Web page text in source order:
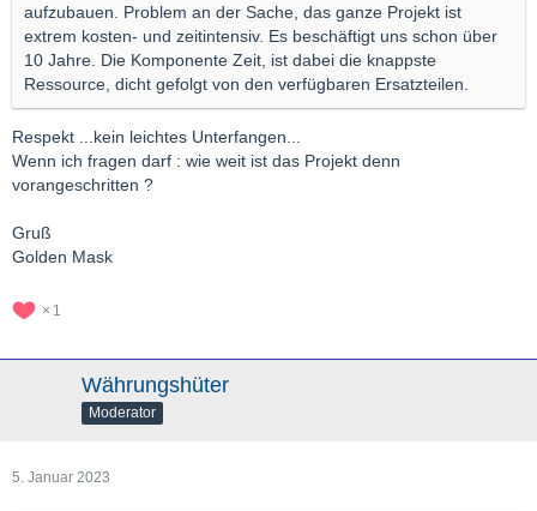
aufzubauen. Problem an der Sache, das ganze Projekt ist
extrem kosten- und zeitintensiv. Es beschäftigt uns schon über
10 Jahre. Die Komponente Zeit, ist dabei die knappste
Ressource, dicht gefolgt von den verfügbaren Ersatzteilen.
Respekt ...kein leichtes Unterfangen...
Wenn ich fragen darf : wie weit ist das Projekt denn
vorangeschritten ?
Gruß
Golden Mask
1
Währungshüter
Moderator
5. Januar 2023